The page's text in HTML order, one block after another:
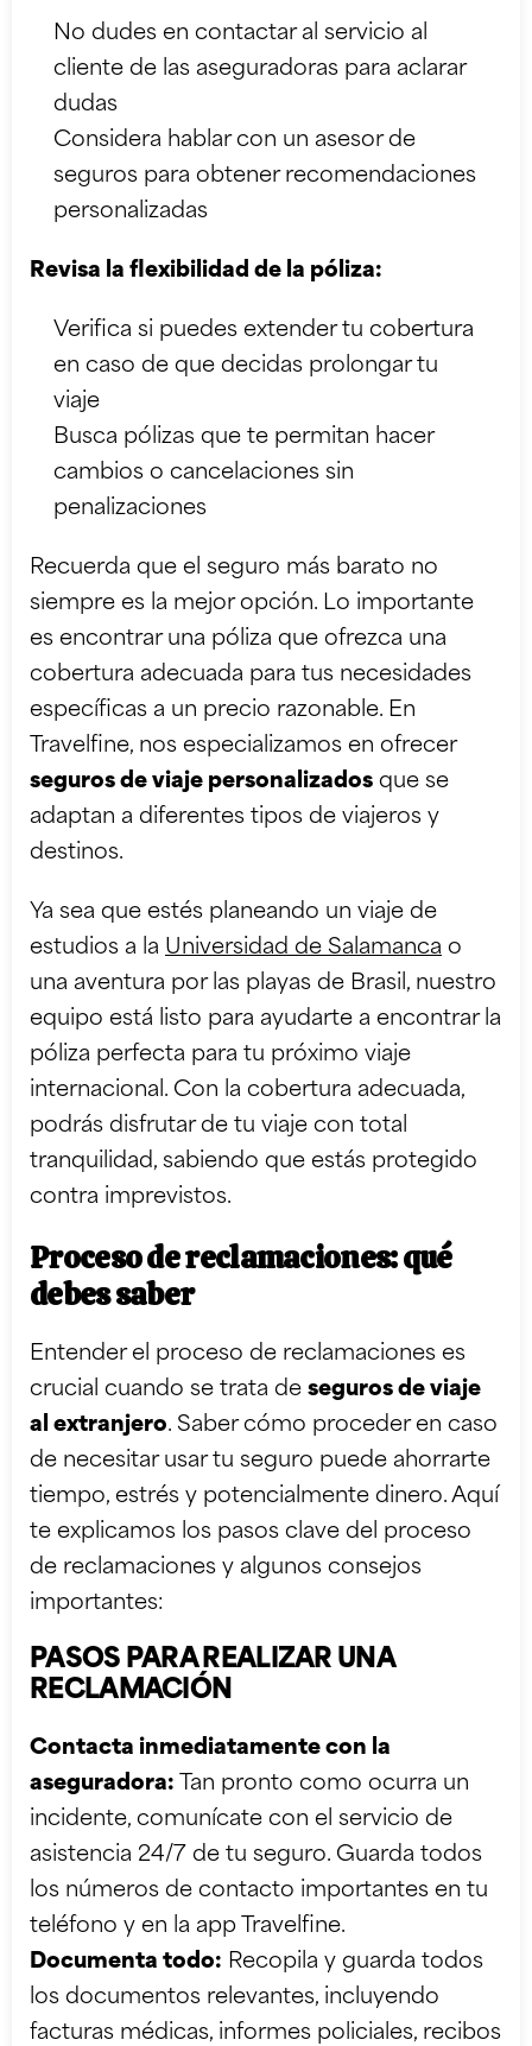
No dudes en contactar al servicio al
cliente de las aseguradoras para aclarar
dudas
Considera hablar con un asesor de
seguros para obtener recomendaciones
personalizadas
Revisa la flexibilidad de la póliza:
Verifica si puedes extender tu cobertura
en caso de que decidas prolongar tu
viaje
Busca pólizas que te permitan hacer
cambios o cancelaciones sin
penalizaciones
Recuerda que el seguro más barato no
siempre es la mejor opción. Lo importante
es encontrar una póliza que ofrezca una
cobertura adecuada para tus necesidades
específicas a un precio razonable. En
Travelfine, nos especializamos en ofrecer
seguros de viaje personalizados que se
adaptan a diferentes tipos de viajeros y
destinos.
Ya sea que estés planeando un viaje de
estudios a la Universidad de Salamanca o
una aventura por las playas de Brasil, nuestro
equipo está listo para ayudarte a encontrar la
póliza perfecta para tu próximo viaje
internacional. Con la cobertura adecuada,
podrás disfrutar de tu viaje con total
tranquilidad, sabiendo que estás protegido
contra imprevistos.
Proceso de reclamaciones: qué
debes saber
Entender el proceso de reclamaciones es
crucial cuando se trata de seguros de viaje
al extranjero. Saber cómo proceder en caso
de necesitar usar tu seguro puede ahorrarte
tiempo, estrés y potencialmente dinero. Aquí
te explicamos los pasos clave del proceso
de reclamaciones y algunos consejos
importantes:
PASOS PARA REALIZAR UNA
RECLAMACIÓN
Contacta inmediatamente con la
aseguradora: Tan pronto como ocurra un
incidente, comunícate con el servicio de
asistencia 24/7 de tu seguro. Guarda todos
los números de contacto importantes en tu
teléfono y en la app Travelfine.
Documenta todo: Recopila y guarda todos
los documentos relevantes, incluyendo
facturas médicas, informes policiales, recibos